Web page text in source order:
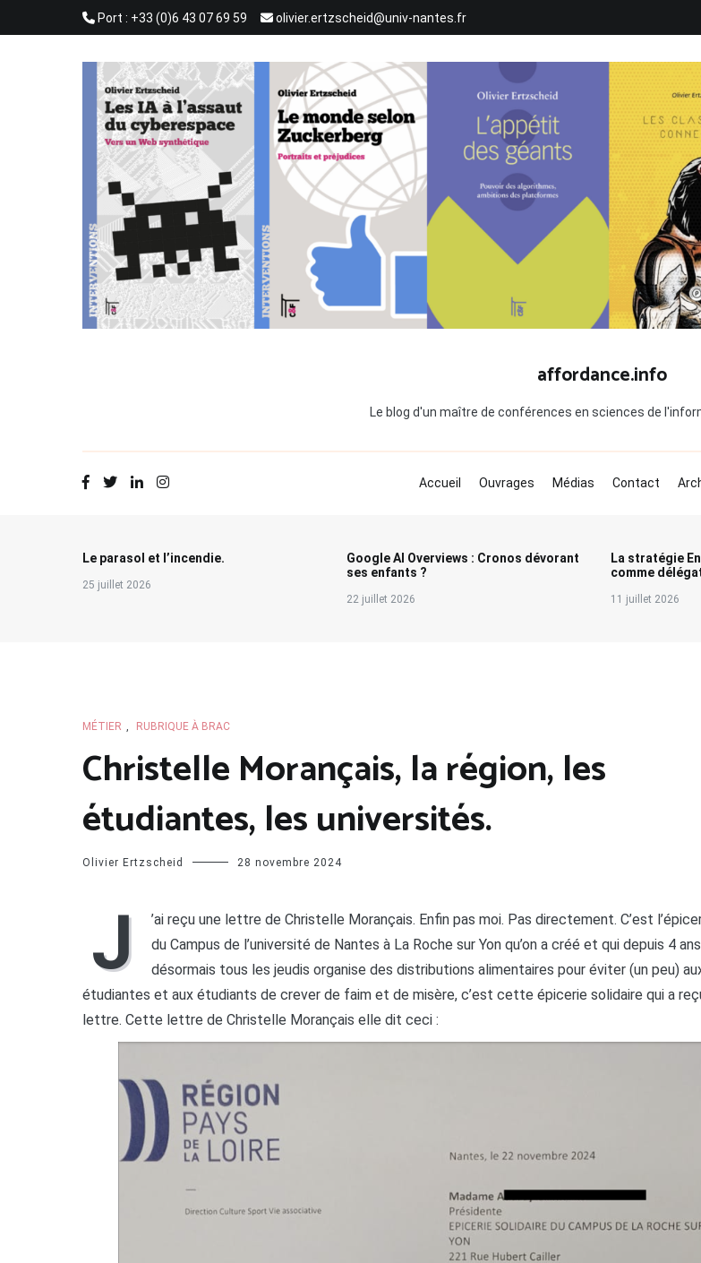
Port : +33 (0)6 43 07 69 59 olivier.ertzscheid@univ-nantes.fr
affordance.info
Le blog d'un maître de conférences en sciences de
Accueil Ouvrages Médias Contact
Le parasol et l’incendie.
25 juillet 2026
Google AI Overviews : Cronos dévorant
ses enfants ?
22 juillet 2026
La stratégie
comme
11 juillet 2026
MÉTIER , RUBRIQUE À BRAC
Christelle Morançais, la région, les
étudiantes, les universités.
Olivier Ertzscheid 28 novembre 2024
J
’ai reçu une lettre de Christelle Morançais. Enfin pas moi. Pas directement. C’est
du Campus de l’université de Nantes à La Roche sur Yon qu’on a créé et qui depuis 4
désormais tous les jeudis organise des distributions alimentaires pour éviter (un peu)
étudiantes et aux étudiants de crever de faim et de misère, c’est cette épicerie solidaire qui a
lettre. Cette lettre de Christelle Morançais elle dit ceci :